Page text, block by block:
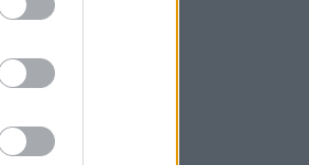
Ιταλία: Όλες οι πόλεις στο υψηλότερο
Ρωσία: Πυρκαγιά σε διυλιστήριο
Κρασνοντάρ ύστερα από ουκρανική
επίθεση με drones